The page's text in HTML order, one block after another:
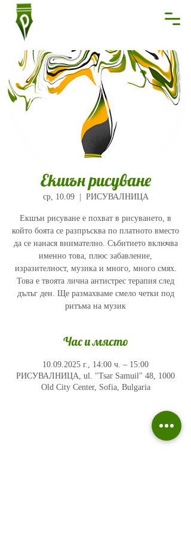
Екшън рисуване
ср, 10.09
  |
РИСУВАЛНИЦА
Екшън рисуване е похват в рисуването, в
който боята се разпръсква по платното вместо
да се нанася внимателно. Събитието включва
именно това, плюс забавление,
изразителност, музика и много, много смях.
Това е твоята лична антистрес терапия след
дълъг ден. Ще размахваме смело четки под
ритъма на музик
Час и място
10.09.2025 г., 14:00 ч. – 15:00
РИСУВАЛНИЦА, ul. "Tsar Samuil" 48, 1000
Old City Center, Sofia, Bulgaria